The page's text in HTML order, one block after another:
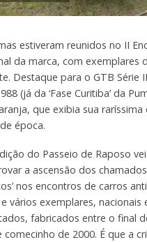
estiveram reunidos no II
da marca, com exemplares
Destaque para o GTB Série
(já da ‘Fase Curitiba’ da
que exibia sua raríssima
época.
do Passeio de Raposo
a ascensão dos chamados
nos encontros de carros
vários exemplares, nacionais
fabricados entre o final
comecinho de 2000. É que a